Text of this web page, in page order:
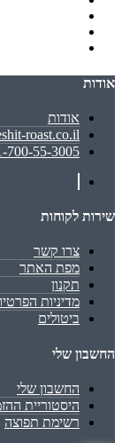
אודות
אודות
roast.co.il
700-55-3005
שירות לקוחות
צרו קשר
מפת האתר
תקנון
מדיניות
ביטולים
החשבון שלי
החשבון שלי
היסטוריית
רשימת תפוצה